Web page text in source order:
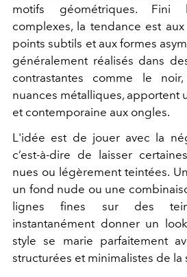
motifs géométriques.
complexes, la tendance est
points subtils et aux formes
généralement réalisés dans
contrastantes comme le
nuances métalliques, apportent
et contemporaine aux ongles.
L'idée est de jouer avec la
c’est-à-dire de laisser
nues ou légèrement teintées.
un fond nude ou une
lignes fines sur des
instantanément donner un
style se marie parfaitement
structurées et minimalistes de la